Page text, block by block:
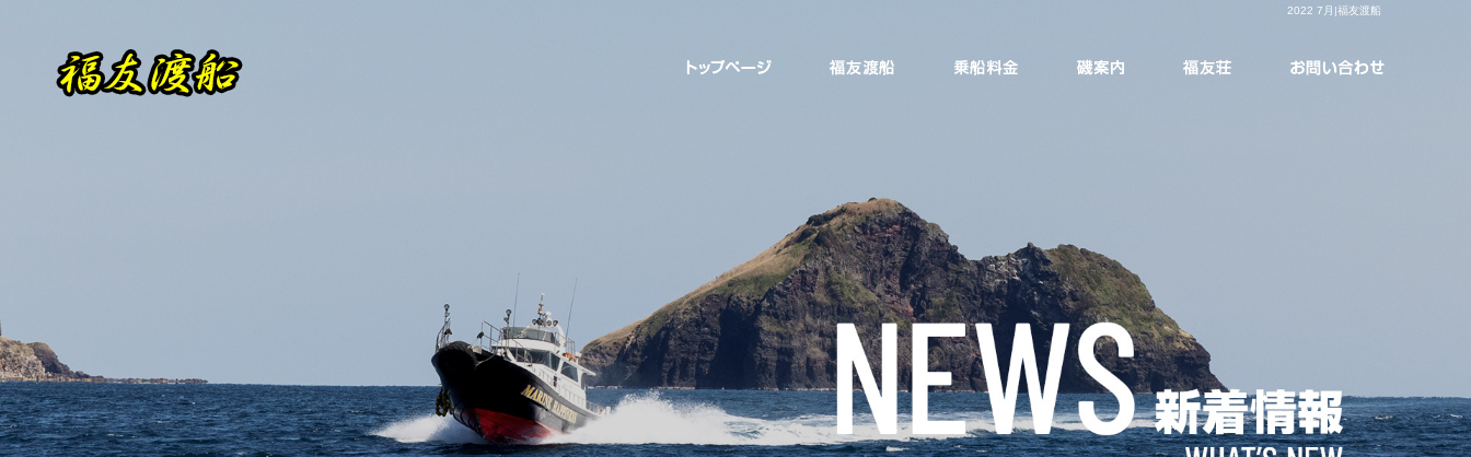
2022 7月|福友渡船